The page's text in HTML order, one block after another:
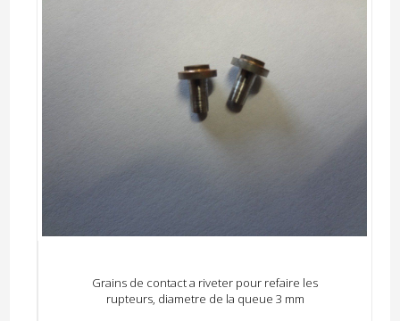
Grains de contact a riveter pour refaire les
rupteurs, diametre de la queue 3 mm